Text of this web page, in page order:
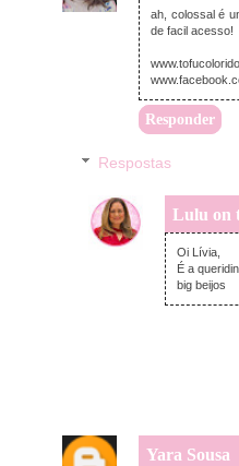
ah, colossal é
de facil acesso!
Responder
Respostas
Lulu on
Oi Lívia,
É a
big beijos
Yara Sousa